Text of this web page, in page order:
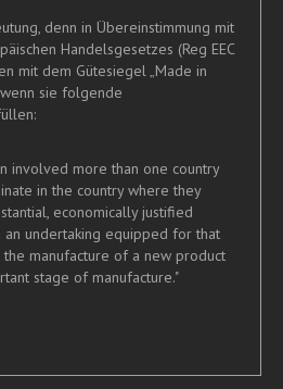
denn in Übereinstimmung mit
Handelsgesetzes (Reg EEC
mit dem Gütesiegel „Made in
sie folgende
involved more than one country
in the country where they
economically justified
undertaking equipped for that
manufacture of a new product
stage of manufacture."